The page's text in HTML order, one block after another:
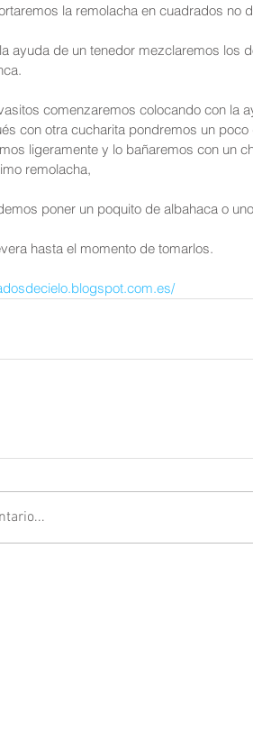
la remolacha en cuadrados no
ayuda de un tenedor mezclaremos los
comenzaremos colocando con la
con otra cucharita pondremos un
ligeramente y lo bañaremos con un
remolacha,
poner un poquito de albahaca o
hasta el momento de tomarlos.